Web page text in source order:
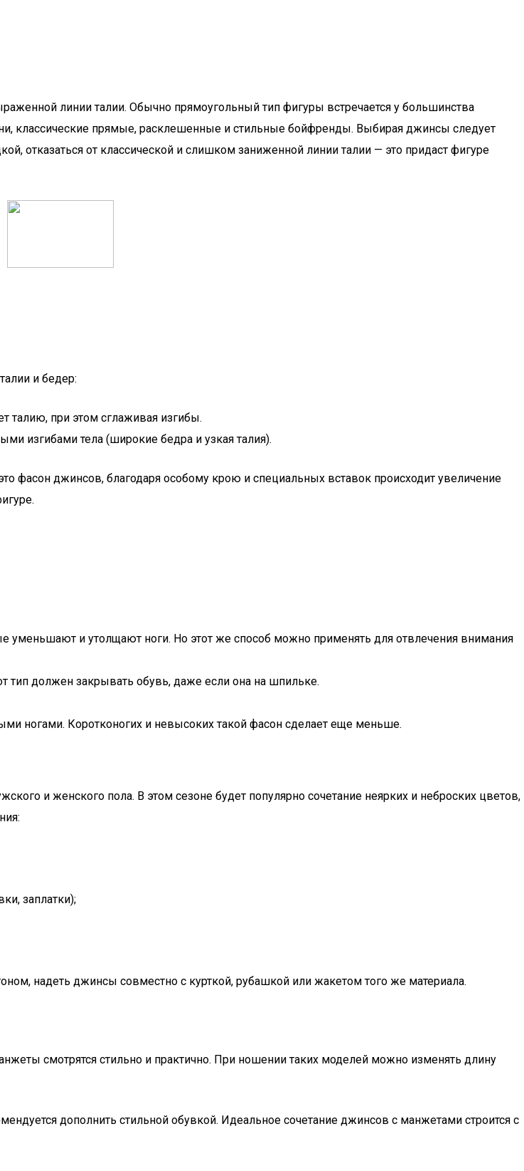
линии талии. Обычно прямоугольный тип фигуры встречается у большинства
классические прямые, расклешенные и стильные бойфренды. Выбирая джинсы следует
отказаться от классической и слишком заниженной линии талии — это придаст фигуре
и бедер:
талию, при этом сглаживая изгибы.
изгибами тела (широкие бедра и узкая талия).
фасон джинсов, благодаря особому крою и специальных вставок происходит увеличение
уменьшают и утолщают ноги. Но этот же способ можно применять для отвлечения внимания
должен закрывать обувь, даже если она на шпильке.
ногами. Коротконогих и невысоких такой фасон сделает еще меньше.
и женского пола. В этом сезоне будет популярно сочетание неярких и неброских цветов,
заплатки);
надеть джинсы совместно с курткой, рубашкой или жакетом того же материала.
смотрятся стильно и практично. При ношении таких моделей можно изменять длину
дополнить стильной обувкой. Идеальное сочетание джинсов с манжетами строится с